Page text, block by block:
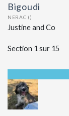
Bigoudi
NERAC ()
Justine and Co
Section 1 sur 15